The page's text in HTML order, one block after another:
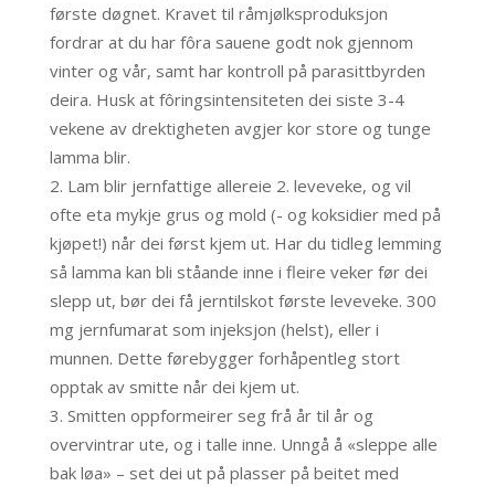
første døgnet. Kravet til råmjølksproduksjon
fordrar at du har fôra sauene godt nok gjennom
vinter og vår, samt har kontroll på parasittbyrden
deira. Husk at fôringsintensiteten dei siste 3-4
vekene av drektigheten avgjer kor store og tunge
lamma blir.
Lam blir jernfattige allereie 2. leveveke, og vil
ofte eta mykje grus og mold (- og koksidier med på
kjøpet!) når dei først kjem ut. Har du tidleg lemming
så lamma kan bli ståande inne i fleire veker før dei
slepp ut, bør dei få jerntilskot første leveveke. 300
mg jernfumarat som injeksjon (helst), eller i
munnen. Dette førebygger forhåpentleg stort
opptak av smitte når dei kjem ut.
Smitten oppformeirer seg frå år til år og
overvintrar ute, og i talle inne. Unngå å «sleppe alle
bak løa» – set dei ut på plasser på beitet med